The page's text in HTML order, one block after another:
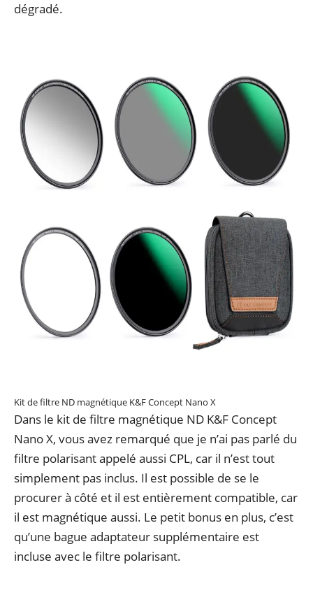
dégradé.
Kit de filtre ND magnétique K&F Concept Nano X
Dans le kit de filtre magnétique ND K&F Concept
Nano X, vous avez remarqué que je n’ai pas parlé du
filtre polarisant appelé aussi CPL, car il n’est tout
simplement pas inclus. Il est possible de se le
procurer à côté et il est entièrement compatible, car
il est magnétique aussi. Le petit bonus en plus, c’est
qu’une bague adaptateur supplémentaire est
incluse avec le filtre polarisant.